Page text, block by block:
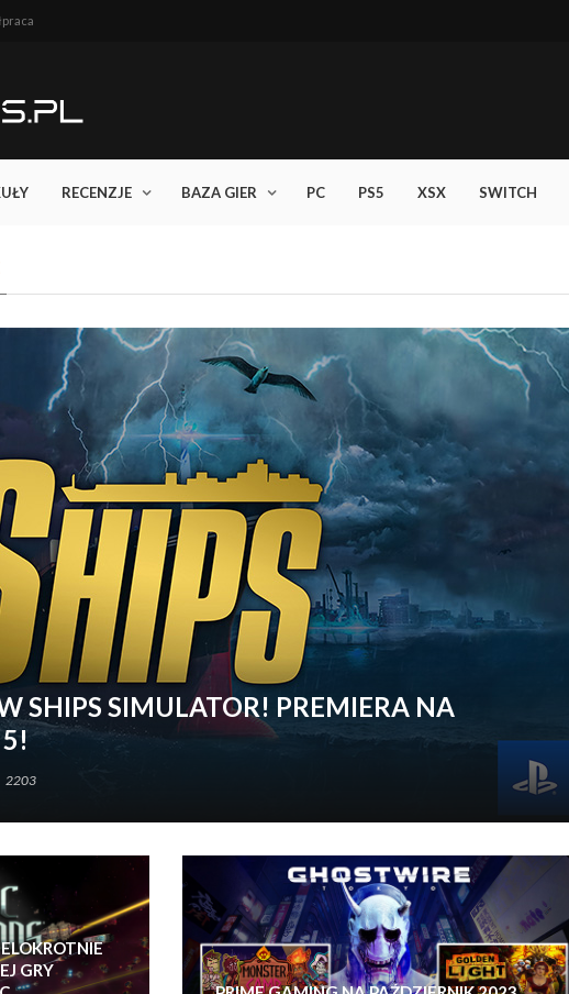
RECENZJE BAZA GIER PC PS5 XSX SWITCH
SHIPS SIMULATOR! PREMIERA NA
5!
dostępne teraz na konsole PlayStation!
2203
GRY